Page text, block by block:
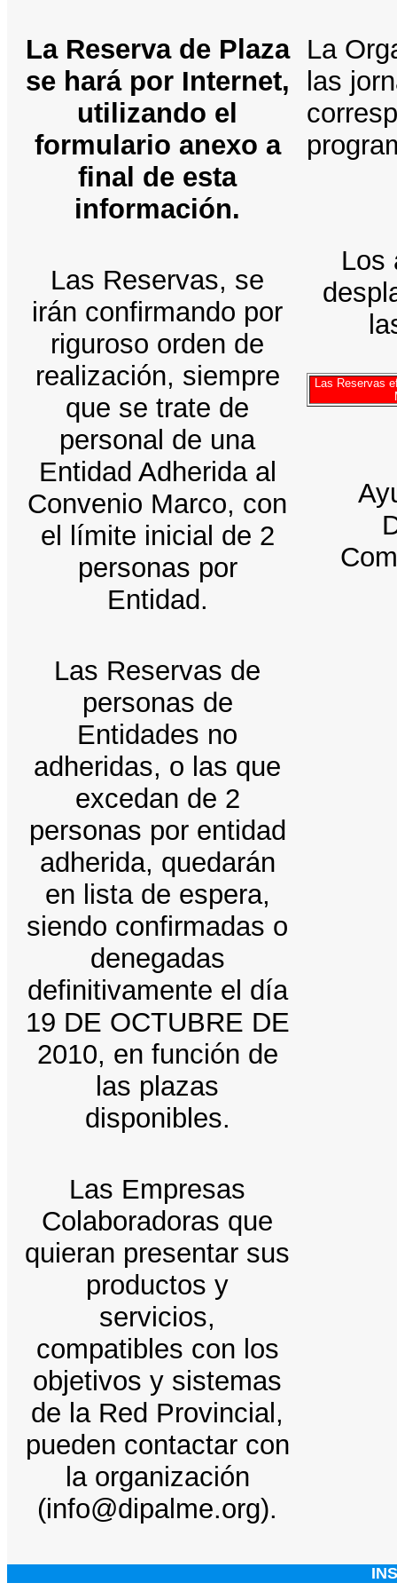
La Reserva de Plaza
se hará por Internet,
utilizando el
formulario anexo a
final de esta
información.
Las Reservas, se
irán confirmando por
riguroso orden de
realización, siempre
que se trate de
personal de una
Entidad Adherida al
Convenio Marco, con
el límite inicial de 2
personas por
Entidad.
Las Reservas de
personas de
Entidades no
adheridas, o las que
excedan de 2
personas por entidad
adherida, quedarán
en lista de espera,
siendo confirmadas o
denegadas
definitivamente el día
19 DE OCTUBRE DE
2010, en función de
las plazas
disponibles.
Las Empresas
Colaboradoras que
quieran presentar sus
productos y
servicios,
compatibles con los
objetivos y sistemas
de la Red Provincial,
pueden contactar con
la organización
(info@dipalme.org).
La
las
Los
Las Reservas